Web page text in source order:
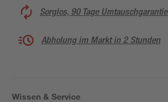
Sorglos, 90 Tage Umtauschgarantie
Abholung im Markt in 2 Stunden
Wissen & Service